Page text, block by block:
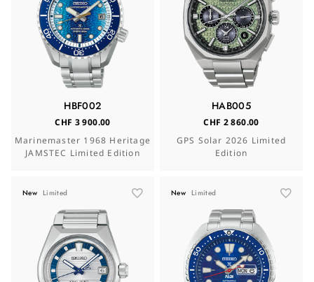
HBF002
CHF 3 900.00
Marinemaster 1968 Heritage
JAMSTEC Limited Edition
HAB005
CHF 2 860.00
GPS Solar 2026 Limited
Edition
New Limited New Limited